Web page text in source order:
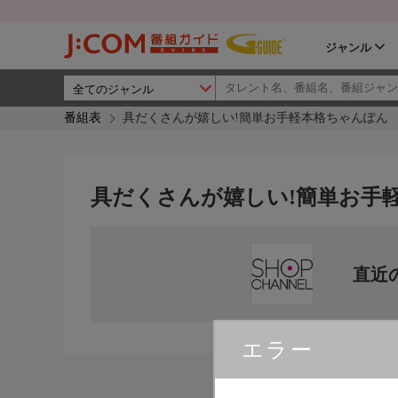
ジャンル
番組表 具だくさんが嬉しい!簡単お手軽本格ちゃんぽん
エラー
具だくさんが嬉しい!簡単お手
直近